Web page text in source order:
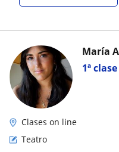
1ª
María
Clases on line
Teatro